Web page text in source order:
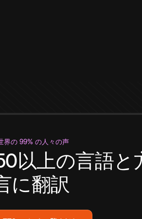
界の 99% の人々の声
以上の言語と
に翻訳